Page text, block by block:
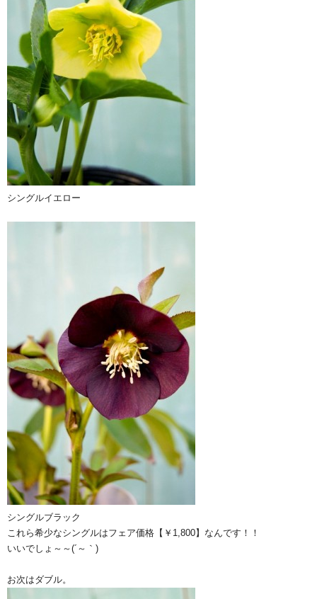
シングルイエロー
シングルブラック
これら希少なシングルはフェア価格【￥1,800】なんです！！
いいでしょ～～(´～｀)
お次はダブル。